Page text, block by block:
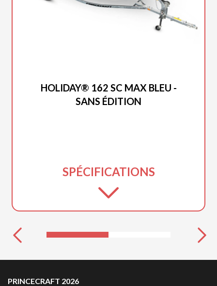
HOLIDAY® 162 SC MAX BLEU -
SANS ÉDITION
SPÉCIFICATIONS
PRINCECRAFT 2026